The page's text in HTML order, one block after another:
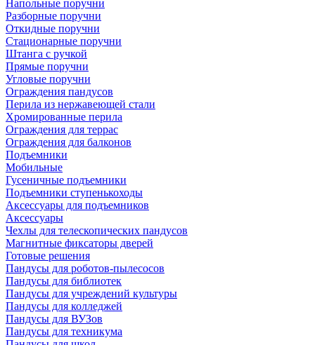
Напольные поручни
Разборные поручни
Откидные поручни
Стационарные поручни
Штанга с ручкой
Прямые поручни
Угловые поручни
Ограждения пандусов
Перила из нержавеющей стали
Хромированные перила
Ограждения для террас
Ограждения для балконов
Подъемники
Мобильные
Гусеничные подъемники
Подъемники ступенькоходы
Аксессуары для подъемников
Аксессуары
Чехлы для телескопических пандусов
Магнитные фиксаторы дверей
Готовые решения
Пандусы для роботов-пылесосов
Пандусы для библиотек
Пандусы для учреждений культуры
Пандусы для колледжей
Пандусы для ВУЗов
Пандусы для техникума